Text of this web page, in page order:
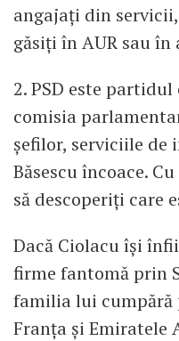
angajați din
găsiți în AUR sau
2. PSD este
comisia
șefilor, serviciile de
Băsescu încoace.
să descoperiți care
Dacă Ciolacu își
firme fantomă prin
familia lui
Franța și Emiratele